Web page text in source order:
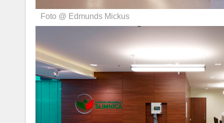
Foto @ Edmunds Mickus